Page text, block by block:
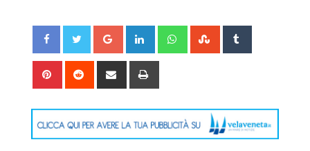
Google+ LinkedIn WhatsappStumbleUpon
Pinterest Reddit
Share